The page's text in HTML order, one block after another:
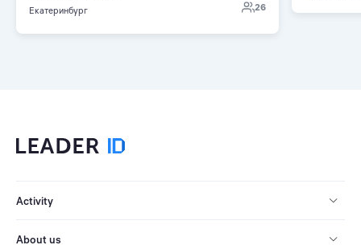
Екатеринбург 26
Activity
About us